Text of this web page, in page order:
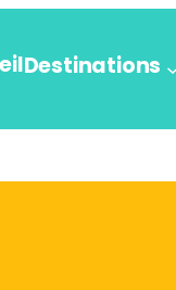
Destinations